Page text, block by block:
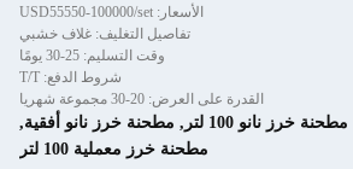
الأسعار: USD55550-100000/set
تفاصيل التغليف: غلاف خشبي
وقت التسليم: 25-30 يومًا
شروط الدفع: T/T
القدرة على العرض: 20-30 مجموعة شهريا
مطحنة خرز نانو 100 لتر , مطحنة خرز نانو أفقية,
مطحنة خرز معملية 100 لتر